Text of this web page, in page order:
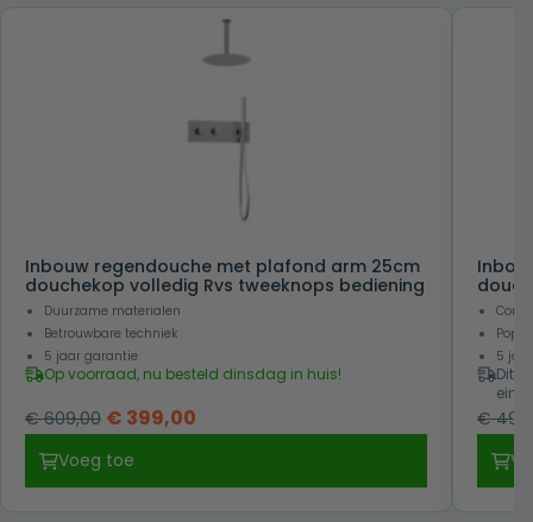
Inbouw regendouche met plafond arm 25cm
douchekop volledig Rvs tweeknops bediening
Duurzame materialen
Betrouwbare techniek
5 jaar garantie
Op voorraad, nu besteld dinsdag in huis!
€609,00 Oorspronkelijke
€ 609,00.
€ 399,00
€ 399,00.
Voeg toe
5
Dit
eind
€